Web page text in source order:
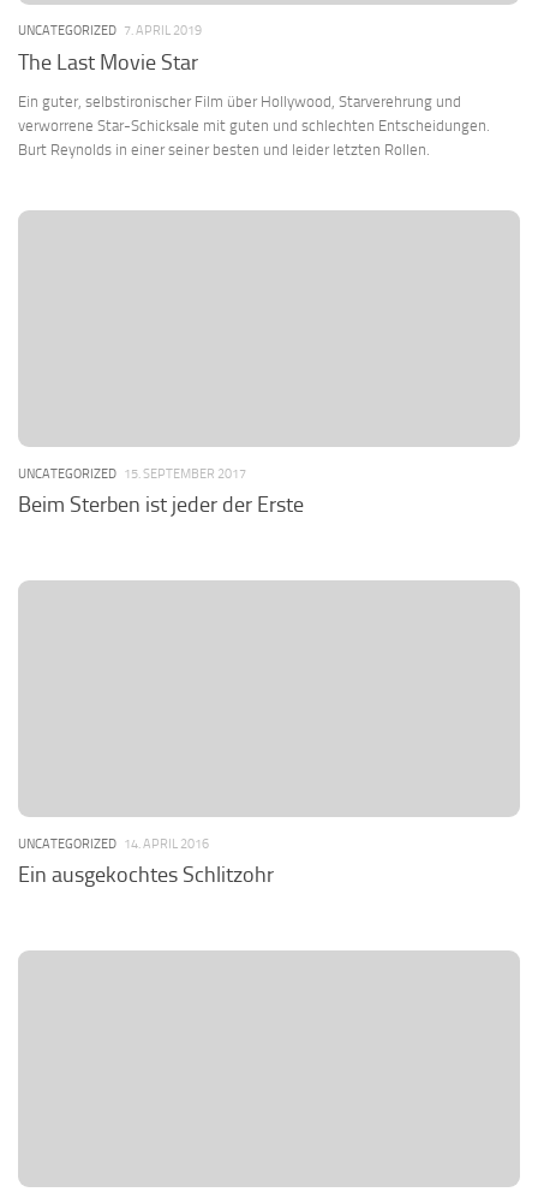
UNCATEGORIZED 7. APRIL 2019
The Last Movie Star
Ein guter, selbstironischer Film über Hollywood, Starverehrung und
verworrene Star-Schicksale mit guten und schlechten Entscheidungen.
Burt Reynolds in einer seiner besten und leider letzten Rollen.
UNCATEGORIZED 15. SEPTEMBER 2017
Beim Sterben ist jeder der Erste
UNCATEGORIZED 14. APRIL 2016
Ein ausgekochtes Schlitzohr